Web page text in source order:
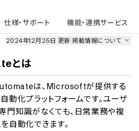
仕様・サポート 機能・連携サービス
2024年12月25日 更新掲載情報について
のサービス情報は、
のサービスデータを参照しています。
強ナビ編集部 情報取得元 掲載修正依頼
とは
は、Microsoftが提供する
動化プラットフォームです。ユーザ
門知識がなくても、日常業務や複
自動化できます。